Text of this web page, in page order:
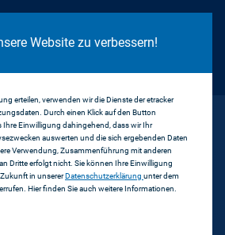
Website zu verbessern!
erteilen, verwenden wir die Dienste der etracker
Durch einen Klick auf den Button
Ihre Einwilligung dahingehend, dass wir Ihr
auswerten und die sich ergebenden Daten
Verwendung, Zusammenführung mit anderen
Dritte erfolgt nicht. Sie können Ihre Einwilligung
in unsererDatenschutzerklärung unter dem
Hier finden Sie auch weitere Informationen.
München
(München)